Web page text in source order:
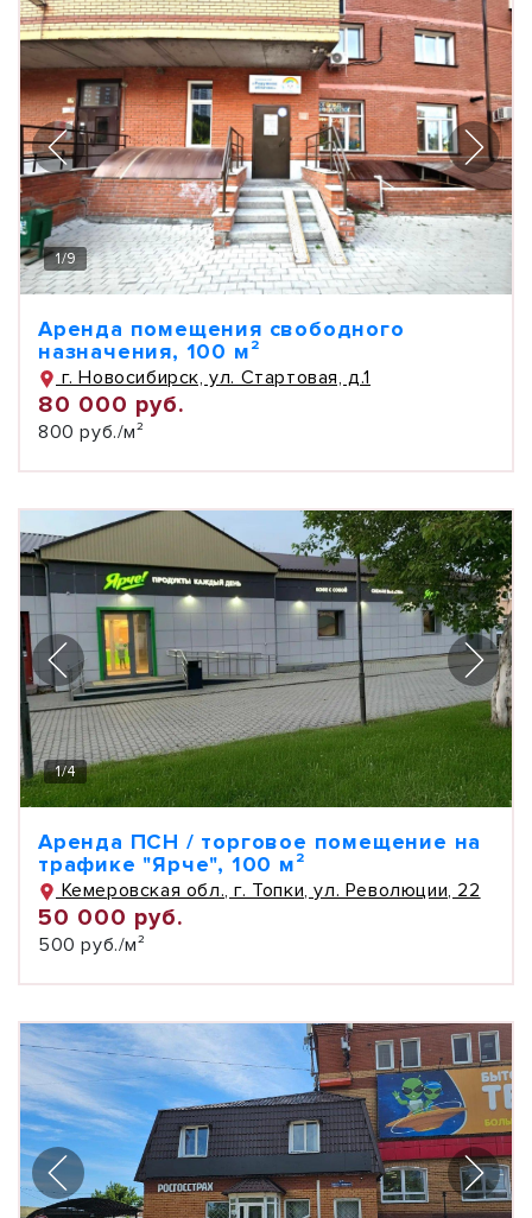
1/9
Аренда помещения свободного
назначения, 100 м²
г. Новосибирск, ул. Стартовая, д.1
80 000 руб.
800 руб./м²
1/4
Аренда ПСН / торговое помещение на
трафике "Ярче", 100 м²
Кемеровская обл., г. Топки, ул. Революции, 22
50 000 руб.
500 руб./м²